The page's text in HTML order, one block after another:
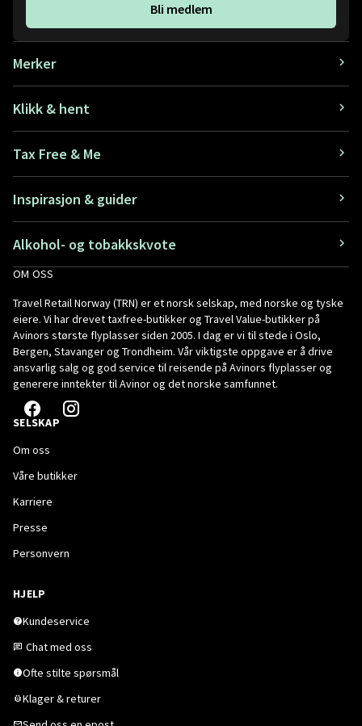
Bli medlem
Merker
Klikk & hent
Tax Free & Me
Inspirasjon & guider
Alkohol- og tobakkskvote
OM OSS
Travel Retail Norway (TRN) er et norsk selskap, med norske og tyske
eiere. Vi har drevet taxfree-butikker og Travel Value-butikker på
Avinors største flyplasser siden 2005. I dag er vi til stede i Oslo,
Bergen, Stavanger og Trondheim. Vår viktigste oppgave er å drive
ansvarlig salg og god service til reisende på Avinors flyplasser og
generere inntekter til Avinor og det norske samfunnet.
SELSKAP
Om oss
Våre butikker
Karriere
Presse
Personvern
HJELP
Kundeservice
Chat med oss
Ofte stilte spørsmål
Klager & returer